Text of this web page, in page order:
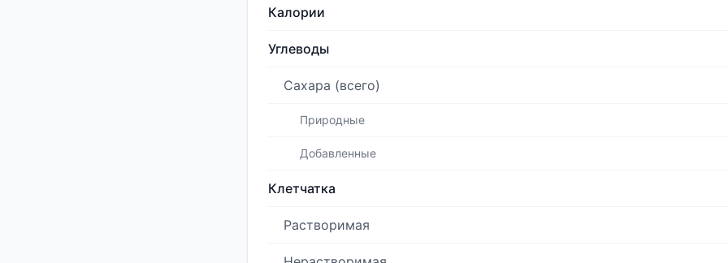
Калории
Углеводы
Сахара (всего)
Природные
Добавленные
Клетчатка
Растворимая